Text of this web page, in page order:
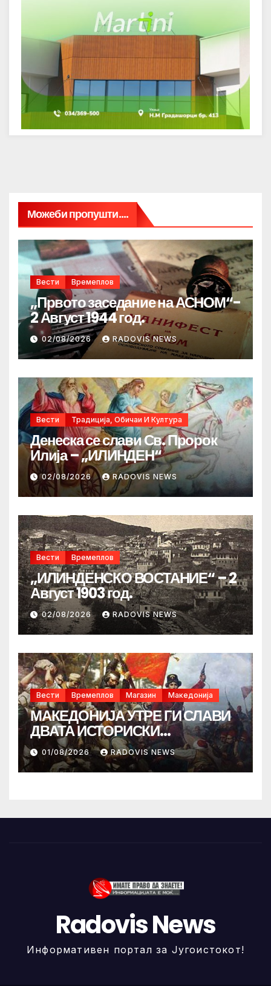
Можеби пропушти....
Вести Времеплов
„Првото заседание на АСНОМ“-
2 Август 1944 год.
02/08/2026 RADOVIS NEWS
Вести Традиција, Обичаи И Култура
Денеска се слави Св. Пророк
Илија – „ИЛИНДЕН“
02/08/2026 RADOVIS NEWS
Вести Времеплов
„ИЛИНДЕНСКО ВОСТАНИЕ“ – 2
Август 1903 год.
02/08/2026 RADOVIS NEWS
Вести Времеплов Магазин Македонија
МАКЕДОНИЈА УТРЕ ГИ СЛАВИ
ДВАТА ИСТОРИСКИ
ИЛИНДЕНА!
01/08/2026 RADOVIS NEWS
Radovis News
Информативен портал за Југоистокот!